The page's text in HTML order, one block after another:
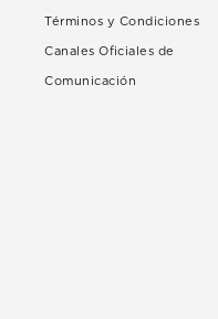
Términos y Condiciones
Canales Oficiales de
Comunicación